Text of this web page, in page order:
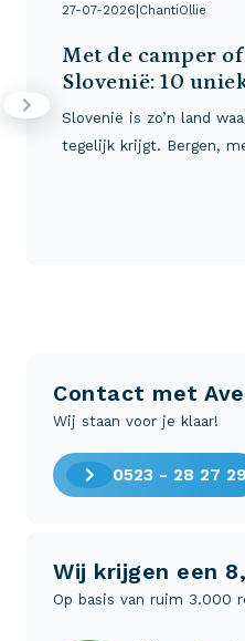
27-07-2026|ChantiOllie
Met de camper
Slovenië: 10
Slovenië is zo’n land
tegelijk krijgt. Bergen,
Contact met
Wij staan voor je klaar!
0523 - 28 27 29
Wij krijgen een
Op basis van ruim 3.000